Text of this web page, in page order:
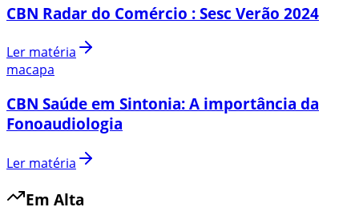
CBN Radar do Comércio : Sesc Verão 2024
Ler matéria
macapa
CBN Saúde em Sintonia: A importância da
Fonoaudiologia
Ler matéria
Em Alta